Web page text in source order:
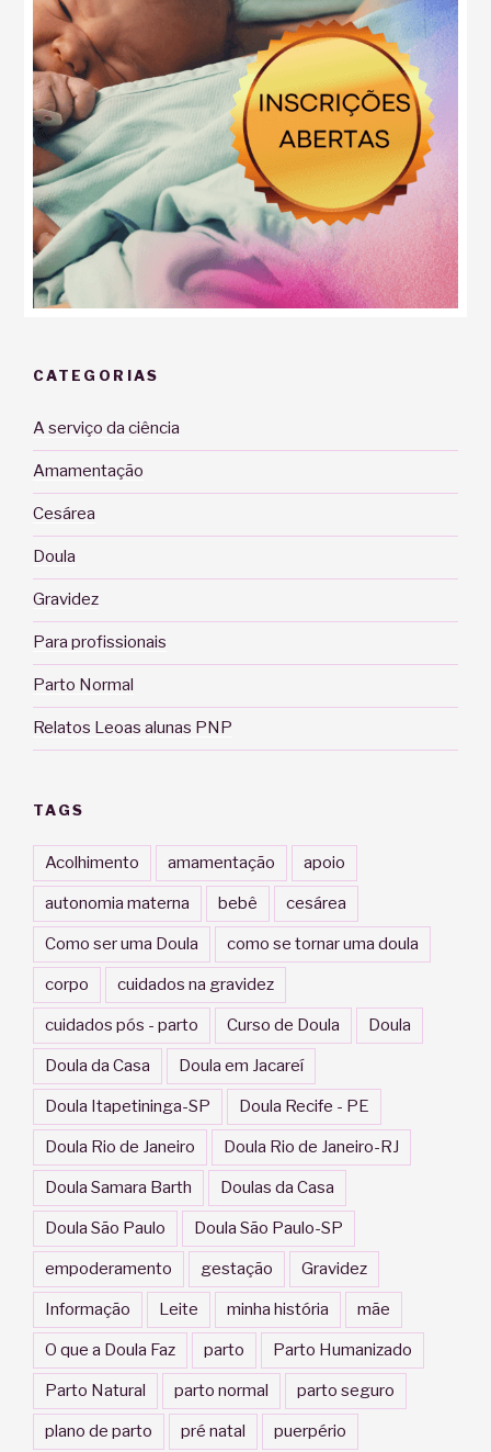
CATEGORIAS
A serviço da ciência
Amamentação
Cesárea
Doula
Gravidez
Para profissionais
Parto Normal
Relatos Leoas alunas PNP
TAGS
Acolhimento amamentação apoio
autonomia materna bebê cesárea
Como ser uma Doula como se tornar uma doula
corpo cuidados na gravidez
cuidados pós - parto Curso de Doula Doula
Doula da Casa Doula em Jacareí
Doula Itapetininga-SP Doula Recife - PE
Doula Rio de Janeiro Doula Rio de Janeiro-RJ
Doula Samara Barth Doulas da Casa
Doula São Paulo Doula São Paulo-SP
empoderamento gestação Gravidez
Informação Leite minha história mãe
O que a Doula Faz parto Parto Humanizado
Parto Natural parto normal parto seguro
plano de parto pré natal puerpério